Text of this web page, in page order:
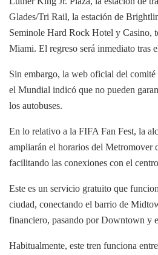
Glades/Tri Rail, la estación de
Seminole Hard Rock Hotel y Casino,
Miami. El regreso será inmediato tras
Sin embargo, la web oficial del
el Mundial indicó que no pueden
los autobuses.
En lo relativo a la FIFA Fan Fest, la
ampliarán el horarios del Metromover
facilitando las conexiones con el
Este es un servicio gratuito que
ciudad, conectando el barrio de
financiero, pasando por Downtown y
Habitualmente, este tren funciona